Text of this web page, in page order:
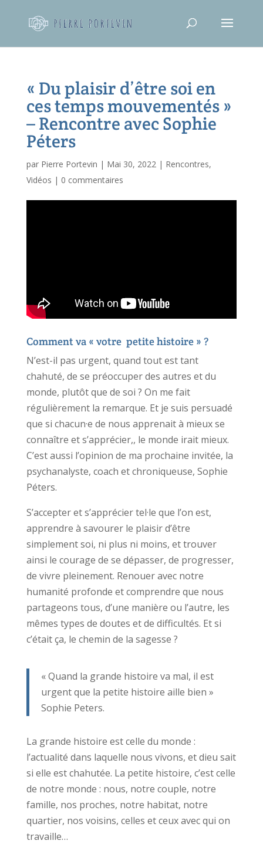
« Du plaisir d’être soi en
ces temps mouvementés »
– Rencontre avec Sophie
Péters
par Pierre Portevin | Mai 30, 2022| Rencontres,
Vidéos | 0 commentaires
Comment va « votre petite histoire » ?
N’est-il pas urgent, quand tout est tant
chahuté, de se préoccuper des autres et du
monde, plutôt que de soi ? On me fait
régulièrement la remarque. Et je suis persuadé
que si chacun·e de nous apprenait à mieux se
connaître et s’apprécier,, le monde irait mieux.
C’est aussi l’opinion de ma prochaine invitée, la
psychanalyste, coach et chroniqueuse, Sophie
Péters.
S’accepter et s’apprécier tel·le que l’on est,
apprendre à savourer le plaisir d’être
simplement soi, ni plus ni moins, et trouver
ainsi le courage de se dépasser, de progresser,
de vivre pleinement. Renouer avec notre
humanité profonde et comprendre que nous
partageons tous, d’une manière ou l’autre, les
mêmes types de doutes et de difficultés. Et si
c’était ça, le chemin de la sagesse ?
« Quand la grande histoire va mal, il est
urgent que la petite histoire aille bien »
Sophie Peters.
La grande histoire est celle du monde :
l’actualité dans laquelle nous vivons, et dieu sait
si elle est chahutée. La petite histoire, c’est celle
de notre monde : nous, notre couple, notre
famille, nos proches, notre habitat, notre
quartier, nos voisins, celles et ceux avec qui on
travaille…